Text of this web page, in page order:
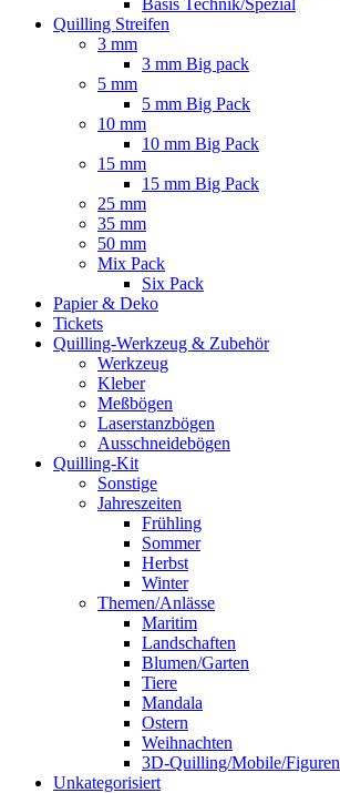
Quilling Streifen
3 mm
3 mm Big pack
5 mm
5 mm Big Pack
10 mm
10 mm Big Pack
15 mm
15 mm Big Pack
25 mm
35 mm
50 mm
Mix Pack
Six Pack
Papier & Deko
Tickets
Quilling-Werkzeug & Zubehör
Werkzeug
Kleber
Meßbögen
Laserstanzbögen
Ausschneidebögen
Quilling-Kit
Sonstige
Jahreszeiten
Frühling
Sommer
Herbst
Winter
Themen/Anlässe
Maritim
Landschaften
Blumen/Garten
Tiere
Mandala
Ostern
Weihnachten
3D-Quilling/Mobile/Figuren
Unkategorisiert